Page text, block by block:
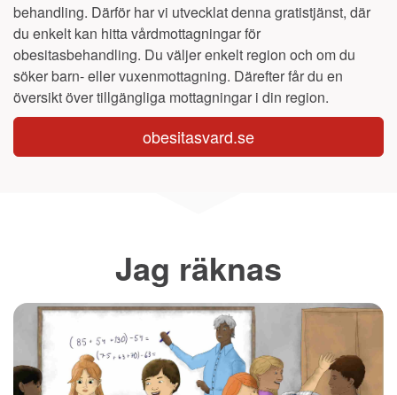
behandling. Därför har vi utvecklat denna gratistjänst, där
du enkelt kan hitta vårdmottagningar för
obesitasbehandling. Du väljer enkelt region och om du
söker barn- eller vuxenmottagning. Därefter får du en
översikt över tillgängliga mottagningar i din region.
obesitasvard.se
Jag räknas